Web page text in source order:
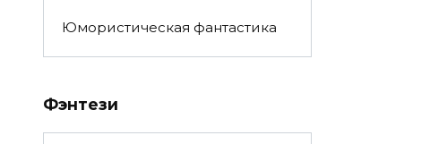
Юмористическая фантастика
Фэнтези